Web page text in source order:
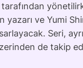
yazarı ve Yumi
Seri,
de takip